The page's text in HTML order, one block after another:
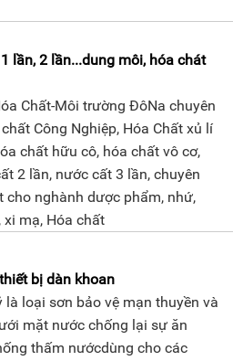
lần, 2 lần...dung môi, hóa chát
Chất-Môi trường ĐôNa chuyên
Công Nghiệp, Hóa Chất xủ lí
chất hữu cô, hóa chất vô cơ,
2 lần, nước cất 3 lần, chuyên
cho nghành dược phẩm, nhứ,
mạ, Hóa chất
bị dàn khoan
loại sơn bảo vệ mạn thuyền và
mặt nước chống lại sự ăn
thấm nướcdùng cho các